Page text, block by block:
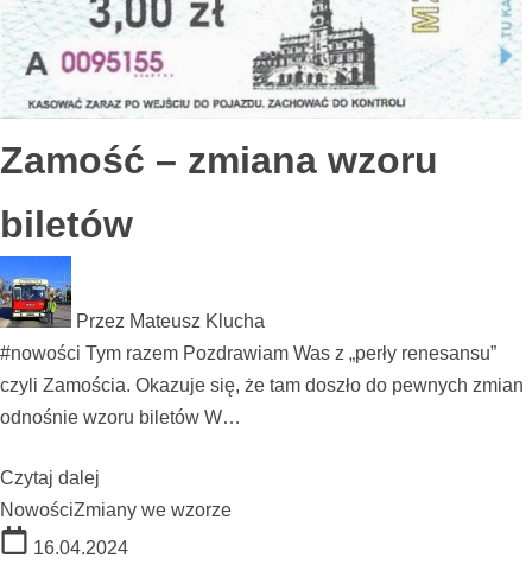
Zamość – zmiana wzoru
biletów
Przez Mateusz Klucha
#nowości Tym razem Pozdrawiam Was z „perły renesansu”
czyli Zamościa. Okazuje się, że tam doszło do pewnych zmian
odnośnie wzoru biletów W…
Czytaj dalej
NowościZmiany we wzorze
16.04.2024